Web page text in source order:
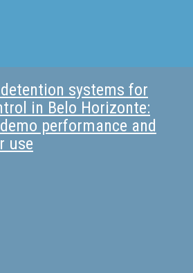
systems for
in Belo Horizonte:
performance and
use